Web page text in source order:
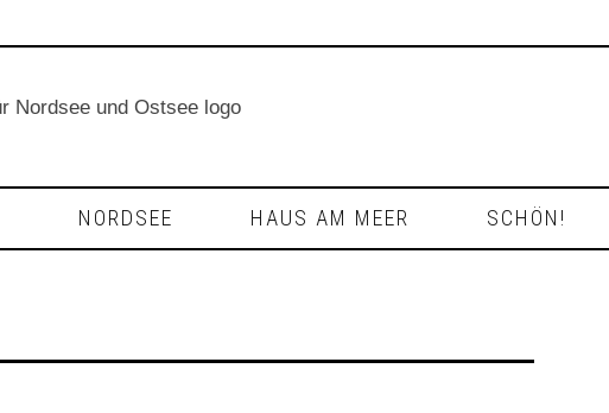
NORDSEE HAUS AM MEER SCHÖN!